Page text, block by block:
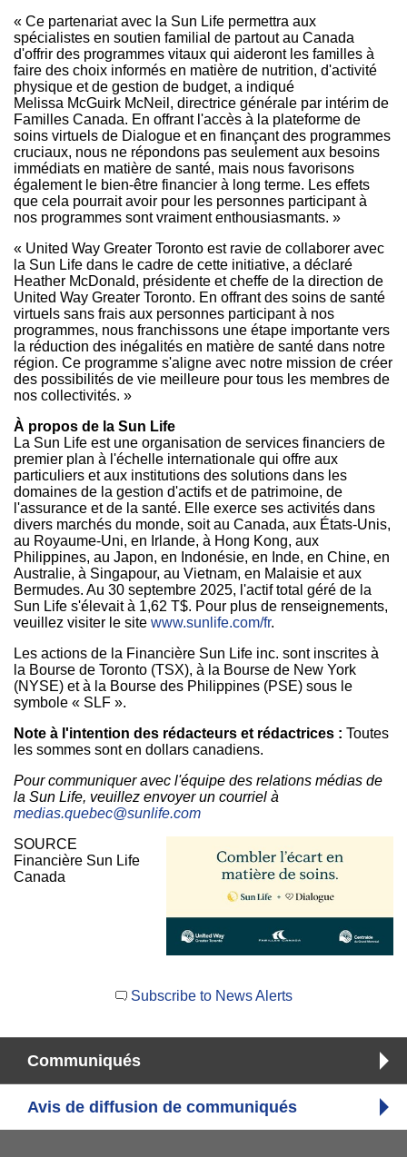
« Ce partenariat avec la Sun Life permettra aux
spécialistes en soutien familial de partout au Canada
d'offrir des programmes vitaux qui aideront les familles à
faire des choix informés en matière de nutrition, d'activité
physique et de gestion de budget, a indiqué
Melissa McGuirk McNeil, directrice générale par intérim de
Familles Canada. En offrant l'accès à la plateforme de
soins virtuels de Dialogue et en finançant des programmes
cruciaux, nous ne répondons pas seulement aux besoins
immédiats en matière de santé, mais nous favorisons
également le bien-être financier à long terme. Les effets
que cela pourrait avoir pour les personnes participant à
nos programmes sont vraiment enthousiasmants. »
« United Way Greater Toronto est ravie de collaborer avec
la Sun Life dans le cadre de cette initiative, a déclaré
Heather McDonald, présidente et cheffe de la direction de
United Way Greater Toronto. En offrant des soins de santé
virtuels sans frais aux personnes participant à nos
programmes, nous franchissons une étape importante vers
la réduction des inégalités en matière de santé dans notre
région. Ce programme s'aligne avec notre mission de créer
des possibilités de vie meilleure pour tous les membres de
nos collectivités. »
À propos de la Sun Life
La Sun Life est une organisation de services financiers de
premier plan à l'échelle internationale qui offre aux
particuliers et aux institutions des solutions dans les
domaines de la gestion d'actifs et de patrimoine, de
l'assurance et de la santé. Elle exerce ses activités dans
divers marchés du monde, soit au Canada, aux États-Unis,
au Royaume-Uni, en Irlande, à Hong Kong, aux
Philippines, au Japon, en Indonésie, en Inde, en Chine, en
Australie, à Singapour, au Vietnam, en Malaisie et aux
Bermudes. Au 30 septembre 2025, l'actif total géré de la
Sun Life s'élevait à 1,62 T$. Pour plus de renseignements,
veuillez visiter le site www.sunlife.com/fr.
Les actions de la Financière Sun Life inc. sont inscrites à
la Bourse de Toronto (TSX), à la Bourse de New York
(NYSE) et à la Bourse des Philippines (PSE) sous le
symbole « SLF ».
Note à l'intention des rédacteurs et rédactrices : Toutes
les sommes sont en dollars canadiens.
Pour communiquer avec l'équipe des relations médias de
la Sun Life, veuillez envoyer un courriel à
medias.quebec@sunlife.com
SOURCE
Financière Sun Life
Canada
Subscribe to News Alerts
Communiqués
Avis de diffusion de communiqués